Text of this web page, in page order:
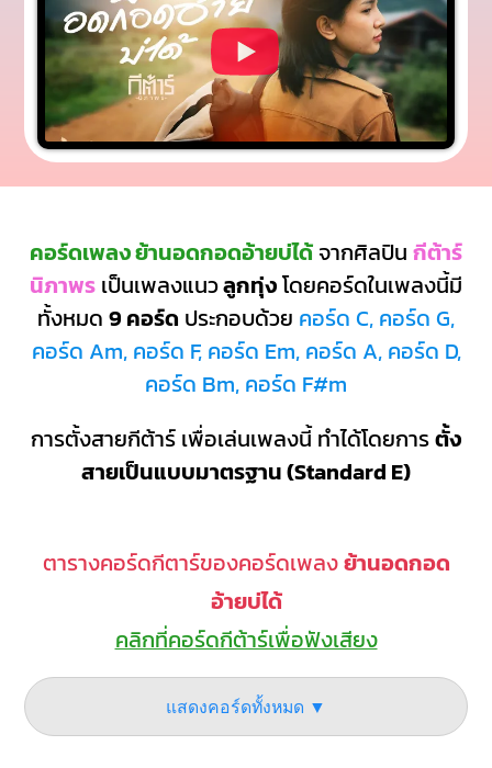
คอร์ดเพลง ย้านอดกอดอ้ายบ่ได้ จากศิลปิน กีต้าร์
นิภาพร เป็นเพลงแนวลูกทุ่งโดยคอร์ดในเพลงนี้มี
ทั้งหมด 9 คอร์ด ประกอบด้วย คอร์ด C, คอร์ด G,
คอร์ด Am, คอร์ด F, คอร์ด Em, คอร์ด A, คอร์ด D,
คอร์ด Bm, คอร์ด F#m
การตั้งสายกีต้าร์ เพื่อเล่นเพลงนี้ ทำได้โดยการตั้ง
สายเป็นแบบมาตรฐาน (Standard E)
ตารางคอร์ดกีตาร์ของคอร์ดเพลงย้านอดกอด
อ้ายบ่ได้
คลิกที่คอร์ดกีต้าร์เพื่อฟังเสียง
แสดงคอร์ดทั้งหมด ▼